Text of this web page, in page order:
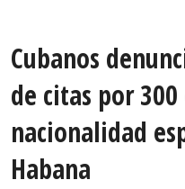
Cubanos
de citas por
nacionalidad
Habana